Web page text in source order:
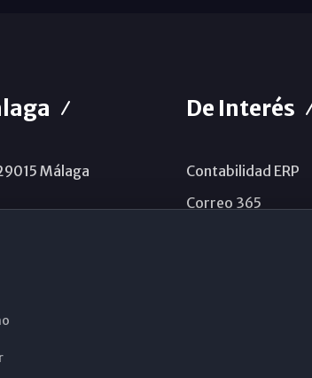
Málaga
De Interés
Contabilidad ERP
Correo 365